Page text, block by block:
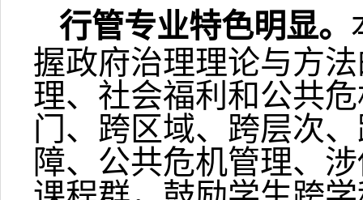
行管专业特色明显。
握政府治理理论与方
理、社会福利和公共
门、跨区域、跨层次
障、公共危机管理、